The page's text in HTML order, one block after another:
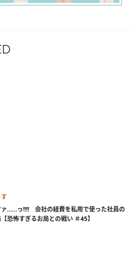
ァ……っ!!!! 会社の経費を私用で使った社員の
恐怖すぎるお局との戦い ＃45】